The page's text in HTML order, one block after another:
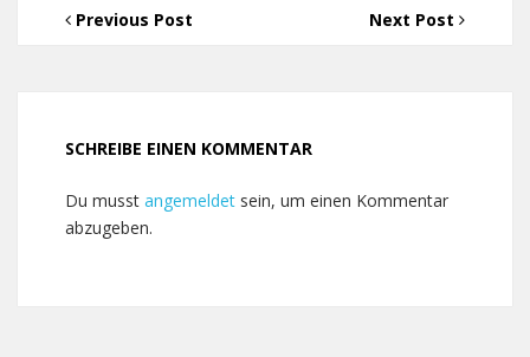
Previous Post Next Post
SCHREIBE EINEN KOMMENTAR
Du musst angemeldet sein, um einen Kommentar
abzugeben.